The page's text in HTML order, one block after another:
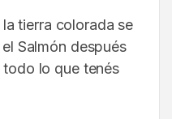
tierra colorada se
Salmón después
todo lo que tenés